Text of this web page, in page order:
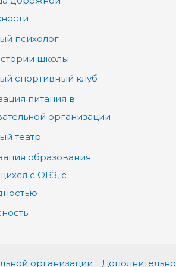
психолог
школы
спортивный клуб
питания в
организации
театр
образования
с ОВЗ, с
организации Дополнительно